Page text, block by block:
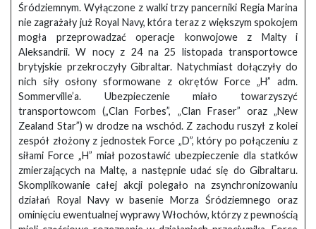
Śródziemnym. Wyłączone z walki trzy pancerniki Regia Marina
nie zagrażały już Royal Navy, która teraz z większym spokojem
mogła przeprowadzać operacje konwojowe z Malty i
Aleksandrii. W nocy z 24 na 25 listopada transportowce
brytyjskie przekroczyły Gibraltar. Natychmiast dołączyły do
nich siły osłony sformowane z okrętów Force „H” adm.
Sommerville’a. Ubezpieczenie miało towarzyszyć
transportowcom („Clan Forbes”, „Clan Fraser” oraz „New
Zealand Star”) w drodze na wschód. Z zachodu ruszył z kolei
zespół złożony z jednostek Force „D”, który po połączeniu z
siłami Force „H” miał pozostawić ubezpieczenie dla statków
zmierzających na Maltę, a następnie udać się do Gibraltaru.
Skomplikowanie całej akcji polegało na zsynchronizowaniu
działań Royal Navy w basenie Morza Śródziemnego oraz
ominięciu ewentualnej wyprawy Włochów, którzy z pewnością